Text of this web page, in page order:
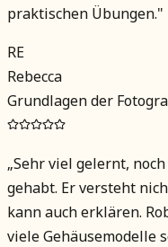
praktischen Übungen."
RE
Rebecca
Grundlagen der
„Sehr viel gelernt,
gehabt. Er versteht
kann auch erklären.
viele Gehäusemodelle